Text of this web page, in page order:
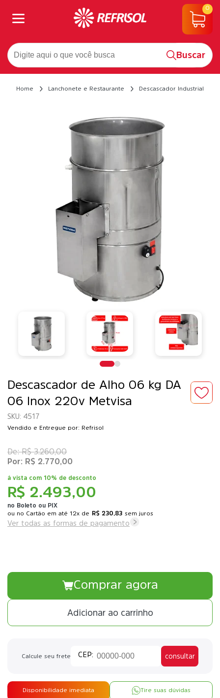
Buscar
0
Home Lanchonete e Restaurante Descascador Industrial
Descascador de Alho 06 kg DA
06 Inox 220v Metvisa
4517
Vendido e Entregue por: Refrisol
R$ 2.493,00
no Boleto ou PIX
à vista com 10% de desconto
R$ 3.260,00
R$ 2.770,00
ou 12x de R$ 230,83 sem juros
Ver todas as formas de pagamento
Adicionar ao carrinho
Comprar agora
Calcule seu frete consultar
Disponibilidade imediata Tire suas dúvidas